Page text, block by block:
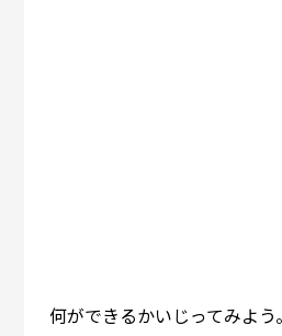
何ができるかいじってみよう。